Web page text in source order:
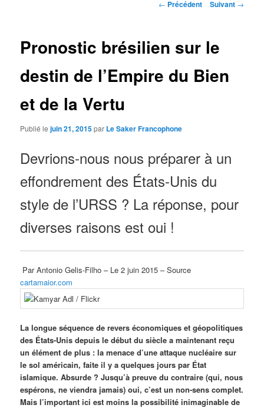
Navigation
← Précédent Suivant →
Pronostic brésilien sur le
destin de l’Empire du Bien
et de la Vertu
Publié lejuin 21, 2015par Le Saker Francophone
Devrions-nous nous préparer à un
effondrement des États-Unis du
style de l’URSS ? La réponse, pour
diverses raisons est oui !
Par Antonio Gelis-Filho – Le 2 juin 2015 – Source
cartamaior.com
La longue séquence de revers économiques et géopolitiques
des États-Unis depuis le début du siècle a maintenant reçu
un élément de plus : la menace d’une attaque nucléaire sur
le sol américain, faite il y a quelques jours par État
islamique. Absurde ? Jusqu’à preuve du contraire (qui, nous
espérons, ne viendra jamais) oui, c’est un non-sens complet.
Mais l’important ici est moins la possibilité inimaginable de